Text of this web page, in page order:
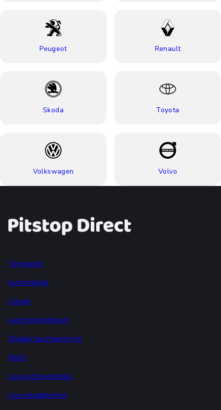
Peugeot Renault
Skoda Toyota
Volkswagen Volvo
Teenused
Automargid
Linnad
Autoteenindused
Sõiduki taustakontroll
Meist
Lisa autoteenindus
Lisa eripakkumine